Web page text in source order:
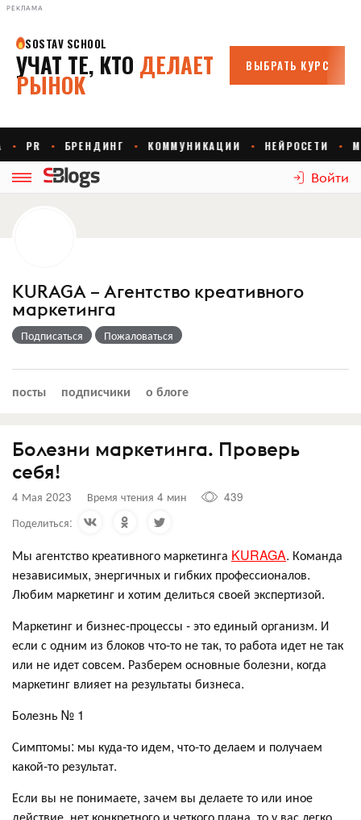
РЕКЛАМА
Войти
KURAGA – Агентство креативного
маркетинга
Подписаться Пожаловаться
посты подписчики о блоге
Болезни маркетинга. Проверь
себя!
4 Мая 2023 Время чтения 4 мин
439
Поделиться:
Мы агентство креативного маркетинга KURAGA. Команда
независимых, энергичных и гибких профессионалов.
Любим маркетинг и хотим делиться своей экспертизой.
Маркетинг и бизнес-процессы - это единый организм. И
если с одним из блоков что-то не так, то работа идет не так
или не идет совсем. Разберем основные болезни, когда
маркетинг влияет на результаты бизнеса.
Болезнь № 1
Симптомы: мы куда-то идем, что-то делаем и получаем
какой-то результат.
Если вы не понимаете, зачем вы делаете то или иное
действие, нет конкретного и четкого плана, то у вас легко